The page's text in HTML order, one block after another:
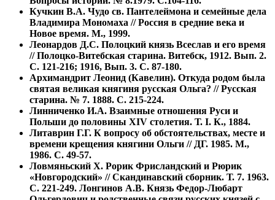
Кучкин В.А. Чудо св. Пантелеймона и семейные дела
Владимира Мономаха // Россия в средние века и
Новое время. М., 1999.
Леонардов Д.С. Полоцкий князь Всеслав и его время
// Полоцко-Витебская старина. Витебск, 1912. Вып. 2.
С. 121-216; 1916, Вып. 3. С. 87-180.
Архимандрит Леонид (Кавелин). Откуда родом была
святая великая княгиня русская Ольга? // Русская
старина. № 7. 1888. С. 215-224.
Линниченко И.А. Взаимные отношения Руси и
Польши до половины XIV столетия. Т. I. К., 1884.
Литаврин Г.Г. К вопросу об обстоятельствах, месте и
времени крещения княгини Ольги // ДГ. 1985. М.,
1986. С. 49-57.
Ловмяньский X. Рорик Фрисландский и Рюрик
«Новгородский» // Скандинавский сборник. Т. 7. 1963.
С. 221-249. Лонгинов А.В. Князь Федор-Любарт